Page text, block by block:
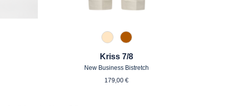
325 Crema
631 Zimt
Kriss 7/8
New Business Bistretch
Regulärer Preis:
179,00 €